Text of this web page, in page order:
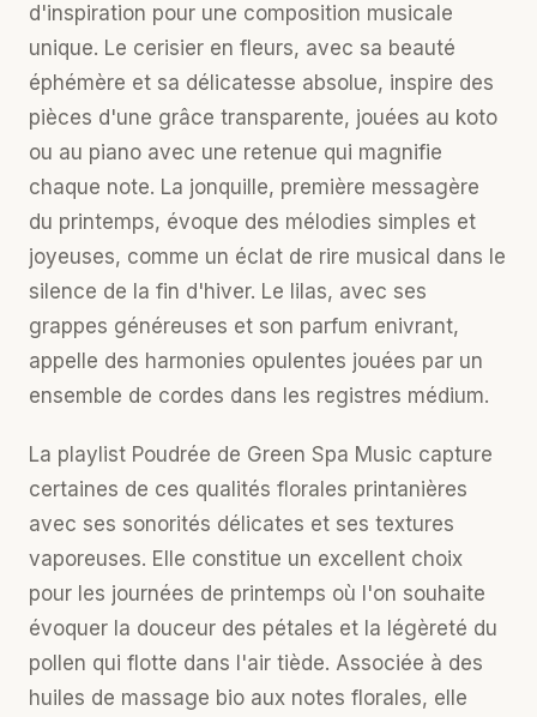
d'inspiration pour une composition musicale
unique. Le cerisier en fleurs, avec sa beauté
éphémère et sa délicatesse absolue, inspire des
pièces d'une grâce transparente, jouées au koto
ou au piano avec une retenue qui magnifie
chaque note. La jonquille, première messagère
du printemps, évoque des mélodies simples et
joyeuses, comme un éclat de rire musical dans le
silence de la fin d'hiver. Le lilas, avec ses
grappes généreuses et son parfum enivrant,
appelle des harmonies opulentes jouées par un
ensemble de cordes dans les registres médium.
La playlist Poudrée de Green Spa Music capture
certaines de ces qualités florales printanières
avec ses sonorités délicates et ses textures
vaporeuses. Elle constitue un excellent choix
pour les journées de printemps où l'on souhaite
évoquer la douceur des pétales et la légèreté du
pollen qui flotte dans l'air tiède. Associée à des
huiles de massage bio aux notes florales, elle